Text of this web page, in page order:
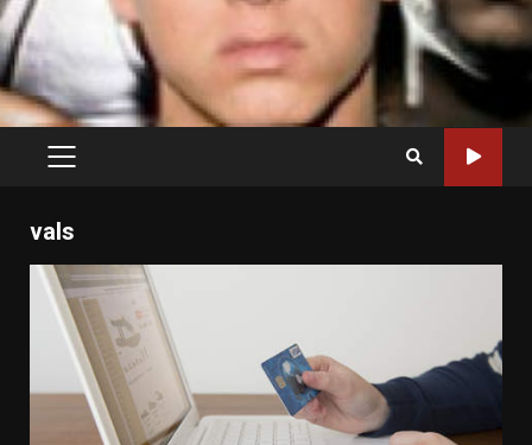
PRIMARY
vals